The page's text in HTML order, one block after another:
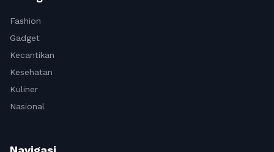
Fashion
Gadget
Kecantikan
Kesehatan
Kuliner
Nasional